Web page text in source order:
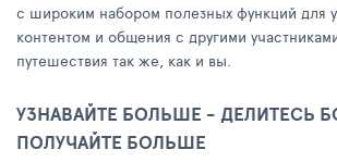
с широким набором полезных функций для
контентом и общения с другими
путешествия так же, как и вы.
УЗНАВАЙТЕ БОЛЬШЕ - ДЕЛИТЕСЬ
ПОЛУЧАЙТЕ БОЛЬШЕ